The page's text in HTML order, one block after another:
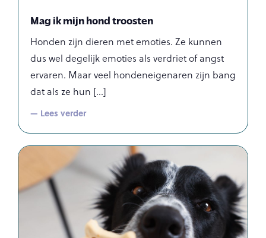
Mag ik mijn hond troosten
Honden zijn dieren met emoties. Ze kunnen
dus wel degelijk emoties als verdriet of angst
ervaren. Maar veel hondeneigenaren zijn bang
dat als ze hun
— Lees verder